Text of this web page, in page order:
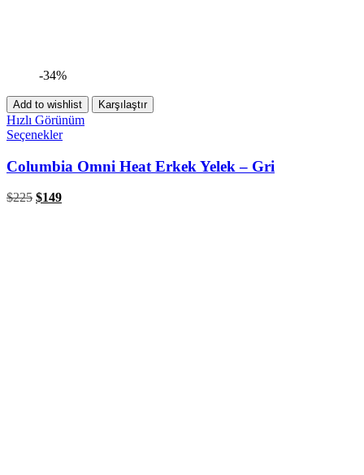
-34%
Add to wishlist Karşılaştır
Hızlı Görünüm
Seçenekler
Columbia Omni Heat Erkek Yelek – Gri
$225 $149